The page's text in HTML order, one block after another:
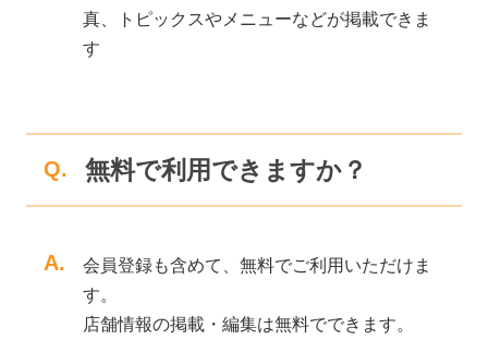
真、トピックスやメニューなどが掲載できま
す
Q. 無料で利用できますか？
A.
会員登録も含めて、無料でご利用いただけま
す。
店舗情報の掲載・編集は無料でできます。